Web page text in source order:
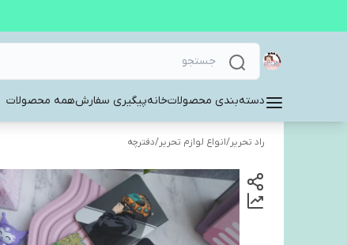
دسته‌بندی محصولاتخانهپیگیری سفارشهمه محصولات
راد تحریر/انواع لوازم تحریر/دفترچه